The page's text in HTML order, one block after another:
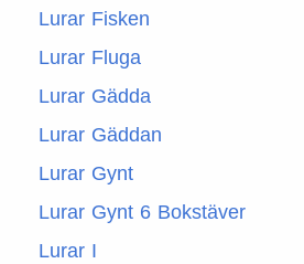
Lurar Fisken
Lurar Fluga
Lurar Gädda
Lurar Gäddan
Lurar Gynt
Lurar Gynt 6 Bokstäver
Lurar I